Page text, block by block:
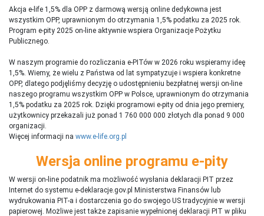
Akcja e-life 1,5% dla OPP z darmową wersją online dedykowna jest
wszystkim OPP, uprawnionym do otrzymania 1,5% podatku za 2025 rok.
Program e-pity 2025 on-line aktywnie wspiera Organizacje Pożytku
Publicznego.
W naszym programie do rozliczania e-PITów w 2026 roku wspieramy ideę
1,5%. Wiemy, że wielu z Państwa od lat sympatyzuje i wspiera konkretne
OPP, dlatego podjęliśmy decyzję o udostępnieniu bezpłatnej wersji on-line
naszego programu wszystkim OPP w Polsce, uprawnionym do otrzymania
1,5% podatku za 2025 rok. Dzięki programowi e-pity od dnia jego premiery,
użytkownicy przekazali już ponad 1 760 000 000 złotych dla ponad 9 000
organizacji.
Więcej informacji na www.e-life.org.pl
Wersja online programu e-pity
W wersji on-line podatnik ma możliwość wysłania deklaracji PIT przez
Internet do systemu e-deklaracje.gov.pl Ministerstwa Finansów lub
wydrukowania PIT-a i dostarczenia go do swojego US tradycyjnie w wersji
papierowej. Możliwe jest także zapisanie wypełnionej deklaracji PIT w pliku